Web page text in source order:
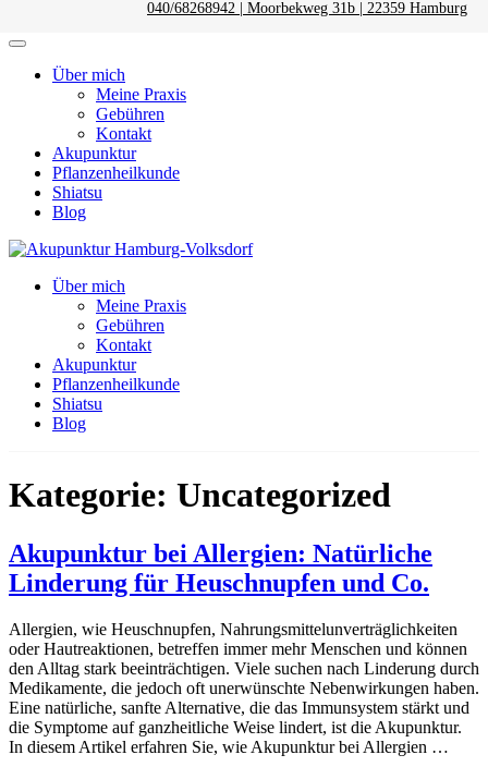
Über mich
Meine Praxis
Gebühren
Kontakt
Akupunktur
Pflanzenheilkunde
Shiatsu
Blog
Zum
springen
040/68268942 | Moorbekweg 31b | 22359 Hamburg
Hamburg-Volksdorf
Über mich
Meine Praxis
Gebühren
Kontakt
Akupunktur
Pflanzenheilkunde
Shiatsu
Blog
Kategorie: Uncategorized
Akupunktur bei Allergien: Natürliche
Linderung für Heuschnupfen und Co.
Allergien, wie Heuschnupfen, Nahrungsmittelunverträglichkeiten
oder Hautreaktionen, betreffen immer mehr Menschen und können
den Alltag stark beeinträchtigen. Viele suchen nach Linderung durch
Medikamente, die jedoch oft unerwünschte Nebenwirkungen haben.
Eine natürliche, sanfte Alternative, die das Immunsystem stärkt und
die Symptome auf ganzheitliche Weise lindert, ist die Akupunktur.
In diesem Artikel erfahren Sie, wie Akupunktur bei Allergien …